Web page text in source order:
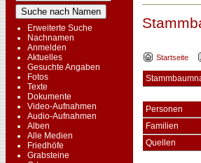
Erweiterte Suche
Nachnamen
Anmelden
Aktuelles
Gesuchte Angaben
Fotos
Texte
Dokumente
Video-Aufnahmen
Audio-Aufnahmen
Alben
Alle Medien
Friedhöfe
Grabsteine
Startseite
Personen
Familien
Quellen